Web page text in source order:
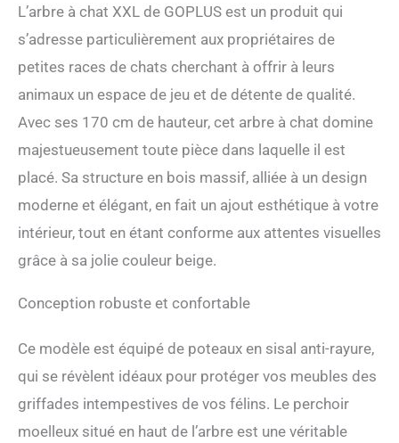
Construction en bois :
planches multi-couches en
bois massif, le centre
d'activités pour chat est
d'une excellente robustesse
et offre un solide support
aux chats. Les panneaux
verticaux de la maison pour
chat sont en bois de pin
naturel, durable pour une
utilisation à long terme.
Peluche douce et
confortable : À l'exception
du plateau inférieur, chaque
coussins moelleux offrant
d'épaisseur, permettant aux
confort. Les coussins sont
détachables, lavables à la
main et en machine,
L’arbre à chat XXL de GOPLUS est un produit qui
s’adresse particulièrement aux propriétaires de
petites races de chats cherchant à offrir à leurs
animaux un espace de jeu et de détente de qualité.
Avec ses 170 cm de hauteur, cet arbre à chat domine
majestueusement toute pièce dans laquelle il est
placé. Sa structure en bois massif, alliée à un design
moderne et élégant, en fait un ajout esthétique à votre
intérieur, tout en étant conforme aux attentes visuelles
grâce à sa jolie couleur beige.
Conception robuste et confortable
Ce modèle est équipé de poteaux en sisal anti-rayure,
qui se révèlent idéaux pour protéger vos meubles des
griffades intempestives de vos félins. Le perchoir
moelleux situé en haut de l’arbre est une véritable